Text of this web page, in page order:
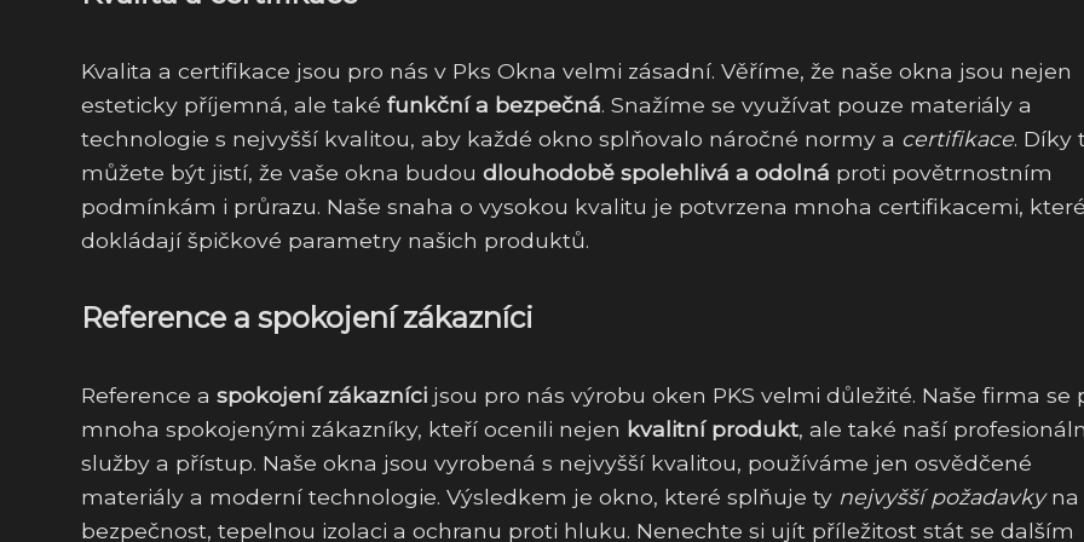
Kvalita a certifikace jsou pro nás v Pks Okna velmi zásadní. Věříme, že naše okna jsou nejen
esteticky příjemná, ale také funkční a bezpečná. Snažíme se využívat pouze materiály a
technologie s nejvyšší kvalitou, aby každé okno splňovalo náročné normy a certifikace. Díky
můžete být jistí, že vaše okna budou dlouhodobě spolehlivá a odolná proti povětrnostním
podmínkám i průrazu. Naše snaha o vysokou kvalitu je potvrzena mnoha certifikacemi, které
dokládají špičkové parametry našich produktů.
Reference a spokojení zákazníci
Reference a spokojení zákazníci jsou pro nás výrobu oken PKS velmi důležité. Naše firma se
mnoha spokojenými zákazníky, kteří ocenili nejen kvalitní produkt, ale také naší
služby a přístup. Naše okna jsou vyrobená s nejvyšší kvalitou, používáme jen osvědčené
materiály a moderní technologie. Výsledkem je okno, které splňuje ty nejvyšší požadavkyna
bezpečnost, tepelnou izolaci a ochranu proti hluku. Nenechte si ujít příležitost stát se dalším